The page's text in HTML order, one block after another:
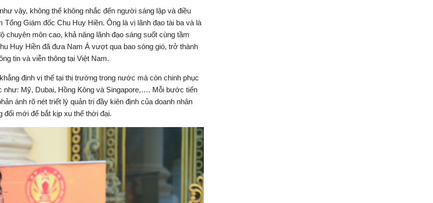
vậy, không thể không nhắc đến người sáng lập và điều
Giám đốc Chu Huy Hiền. Ông là vị lãnh đạo tài ba và là
môn cao, khả năng lãnh đạo sáng suốt cùng tầm
Huy Hiền đã đưa Nam Á vượt qua bao sóng gió, trở thành
tin và viễn thông tại Việt Nam.
định vị thế tại thị trường trong nước mà còn chinh phục
như: Mỹ, Dubai, Hồng Kông và Singapore,…. Mỗi bước tiến
ánh rõ nét triết lý quản trị đầy kiên định của doanh nhân
mới để bắt kịp xu thế thời đại.